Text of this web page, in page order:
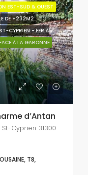
EST-SUD & OUEST
DE +232M2
CYPRIEN - FER À
À LA GARONNE
d’Antan
Cyprien 31300
T8,